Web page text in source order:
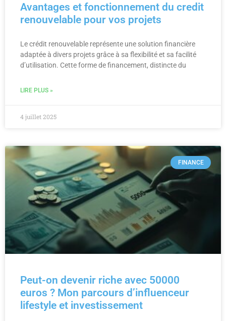
Avantages et fonctionnement du credit
renouvelable pour vos projets
Le crédit renouvelable représente une solution financière
adaptée à divers projets grâce à sa flexibilité et sa facilité
d’utilisation. Cette forme de financement, distincte du
LIRE PLUS »
4 juillet 2025
FINANCE
Peut-on devenir riche avec 50000
euros ? Mon parcours d’influenceur
lifestyle et investissement